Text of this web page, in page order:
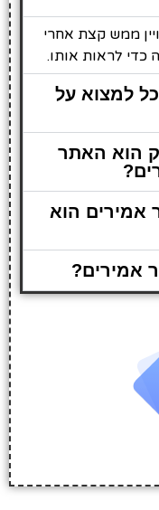
ממש קצת אחרי
לראות אותו.
למצוא על
הוא האתר
הוא